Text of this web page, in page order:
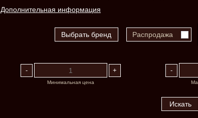
Дополнительная информация
Распродажа
Минимальная цена